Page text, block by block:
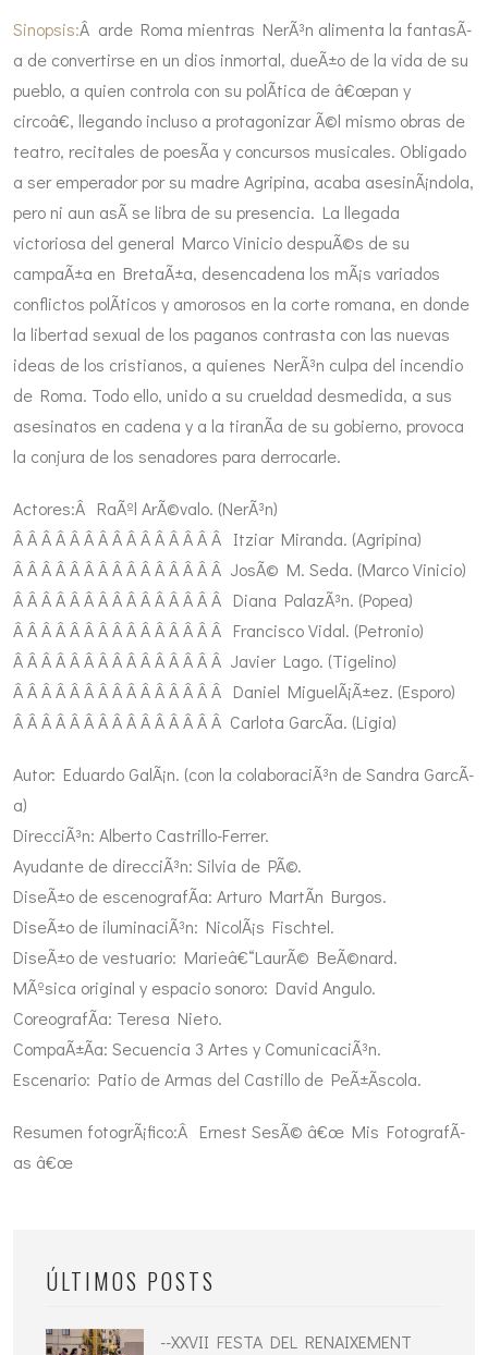
Sinopsis:Â arde Roma mientras NerÃ³n alimenta la fantasÃ­
a de convertirse en un dios inmortal, dueÃ±o de la vida de su
pueblo, a quien controla con su polÃ­tica de â€œpan y
circoâ€, llegando incluso a protagonizar Ã©l mismo obras de
teatro, recitales de poesÃ­a y concursos musicales. Obligado
a ser emperador por su madre Agripina, acaba asesinÃ¡ndola,
pero ni aun asÃ­ se libra de su presencia. La llegada
victoriosa del general Marco Vinicio despuÃ©s de su
campaÃ±a en BretaÃ±a, desencadena los mÃ¡s variados
conflictos polÃ­ticos y amorosos en la corte romana, en donde
la libertad sexual de los paganos contrasta con las nuevas
ideas de los cristianos, a quienes NerÃ³n culpa del incendio
de Roma. Todo ello, unido a su crueldad desmedida, a sus
asesinatos en cadena y a la tiranÃ­a de su gobierno, provoca
la conjura de los senadores para derrocarle.
Actores:Â RaÃºl ArÃ©valo. (NerÃ³n)
Â Â Â Â Â Â Â Â Â Â Â Â Â Â Â Itziar Miranda. (Agripina)
Â Â Â Â Â Â Â Â Â Â Â Â Â Â Â JosÃ© M. Seda. (Marco Vinicio)
Â Â Â Â Â Â Â Â Â Â Â Â Â Â Â Diana PalazÃ³n. (Popea)
Â Â Â Â Â Â Â Â Â Â Â Â Â Â Â Francisco Vidal. (Petronio)
Â Â Â Â Â Â Â Â Â Â Â Â Â Â Â Javier Lago. (Tigelino)
Â Â Â Â Â Â Â Â Â Â Â Â Â Â Â Daniel MiguelÃ¡Ã±ez. (Esporo)
Â Â Â Â Â Â Â Â Â Â Â Â Â Â Â Carlota GarcÃ­a. (Ligia)
Autor: Eduardo GalÃ¡n. (con la colaboraciÃ³n de Sandra GarcÃ­
a)
DirecciÃ³n: Alberto Castrillo-Ferrer.
Ayudante de direcciÃ³n: Silvia de PÃ©.
DiseÃ±o de escenografÃ­a: Arturo MartÃ­n Burgos.
DiseÃ±o de iluminaciÃ³n: NicolÃ¡s Fischtel.
DiseÃ±o de vestuario: Marieâ€“LaurÃ© BeÃ©nard.
MÃºsica original y espacio sonoro: David Angulo.
CoreografÃ­a: Teresa Nieto.
CompaÃ±Ã­a: Secuencia 3 Artes y ComunicaciÃ³n.
Escenario: Patio de Armas del Castillo de PeÃ±Ã­scola.
Resumen fotogrÃ¡fico:Â Ernest SesÃ© â€œ Mis FotografÃ­
as â€œ
ÚLTIMOS POSTS
--XXVII FESTA DEL RENAIXEMENT